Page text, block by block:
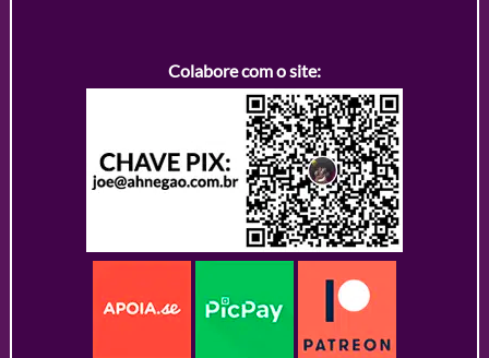
Colabore com o site: